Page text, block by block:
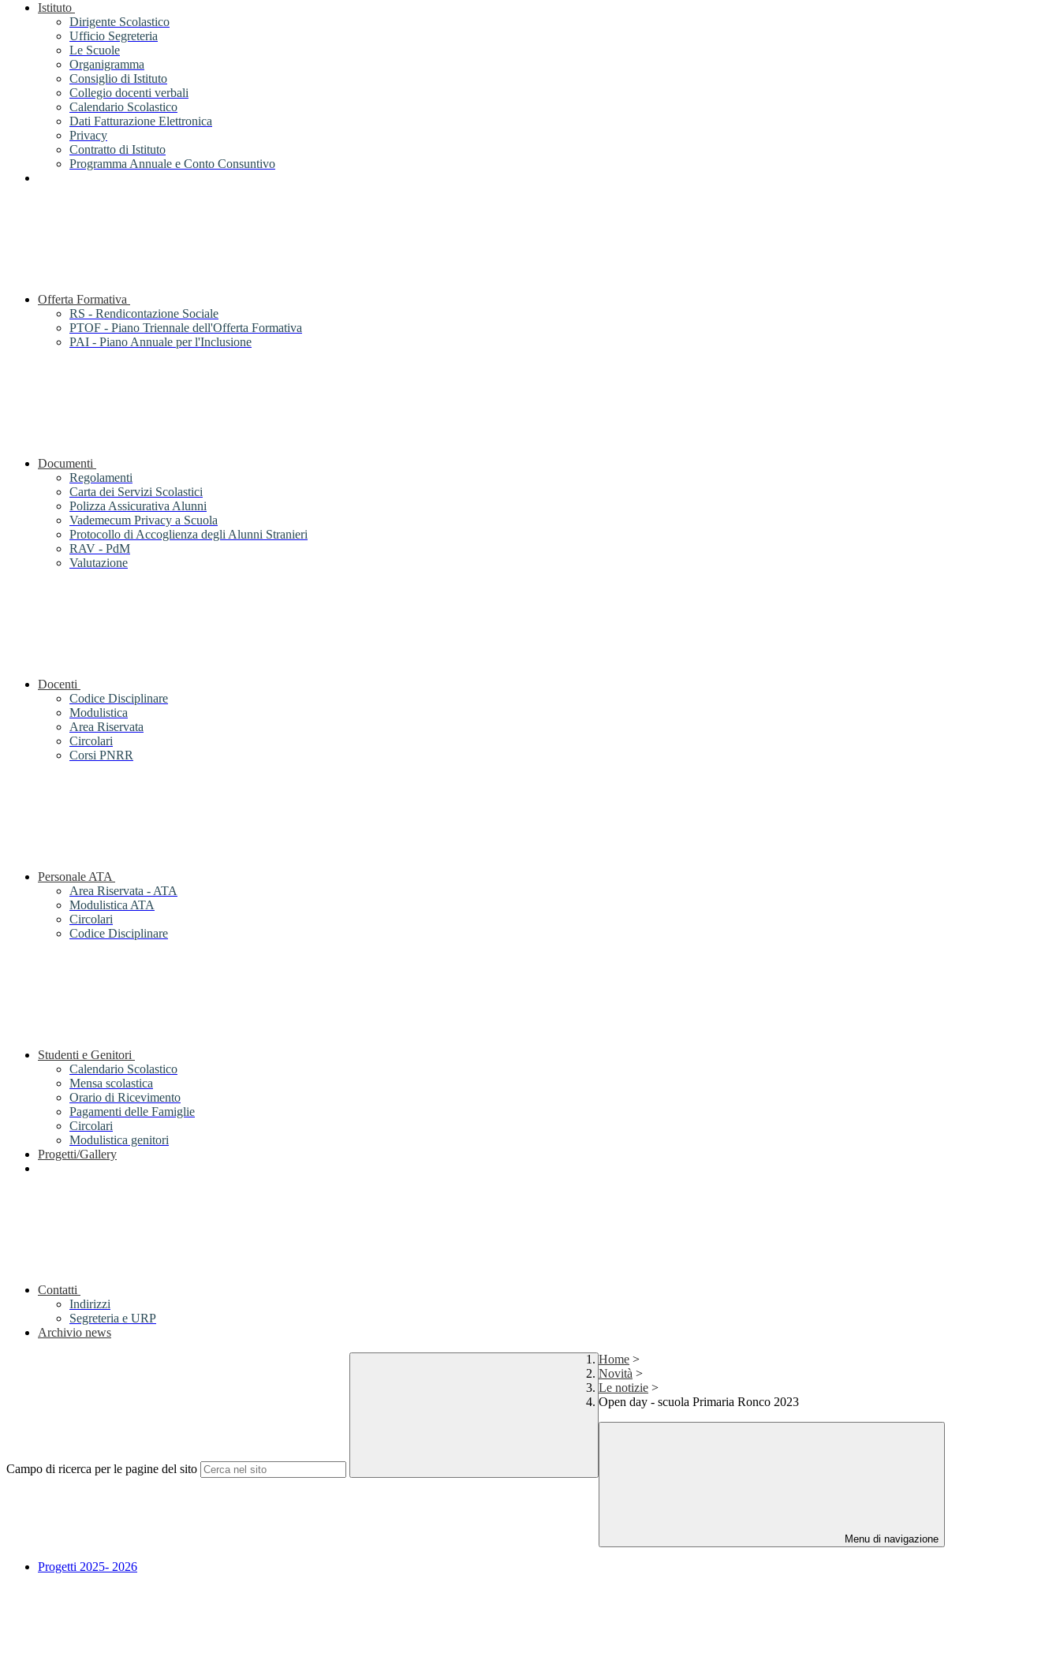
Istituto
Dirigente Scolastico
Ufficio Segreteria
Le Scuole
Organigramma
Consiglio di Istituto
Collegio docenti verbali
Calendario Scolastico
Dati Fatturazione Elettronica
Privacy
Contratto di Istituto
Programma Annuale e Conto Consuntivo
Offerta Formativa
RS - Rendicontazione Sociale
PTOF - Piano Triennale dell'Offerta Formativa
PAI - Piano Annuale per l'Inclusione
Documenti
Regolamenti
Carta dei Servizi Scolastici
Polizza Assicurativa Alunni
Vademecum Privacy a Scuola
Protocollo di Accoglienza degli Alunni Stranieri
RAV - PdM
Valutazione
Docenti
Codice Disciplinare
Modulistica
Area Riservata
Circolari
Corsi PNRR
Personale ATA
Area Riservata - ATA
Modulistica ATA
Circolari
Codice Disciplinare
Studenti e Genitori
Calendario Scolastico
Mensa scolastica
Orario di Ricevimento
Pagamenti delle Famiglie
Circolari
Modulistica genitori
Progetti/Gallery
Contatti
Indirizzi
Segreteria e URP
Archivio news
Campo di ricerca per le pagine del sito
Home >
Novità >
Le notizie >
Open day - scuola Primaria Ronco 2023
Menu di navigazione
Progetti 2025- 2026